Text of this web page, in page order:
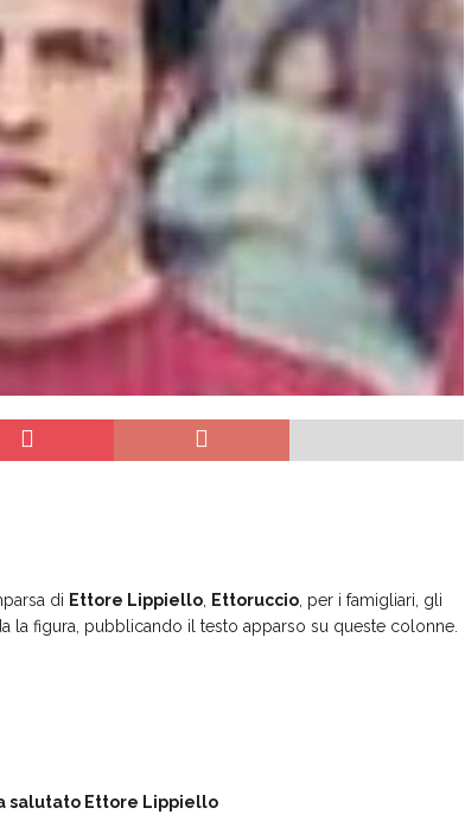
di Ettore Lippiello Ettoruccio , per i famigliari, gli
la figura, pubblicando il testo apparso su queste colonne.
salutato Ettore Lippiello